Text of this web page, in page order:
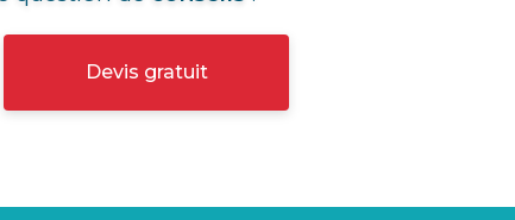
Devis gratuit